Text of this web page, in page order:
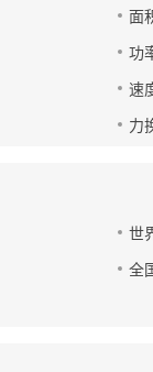
面
功
速
力
世
全